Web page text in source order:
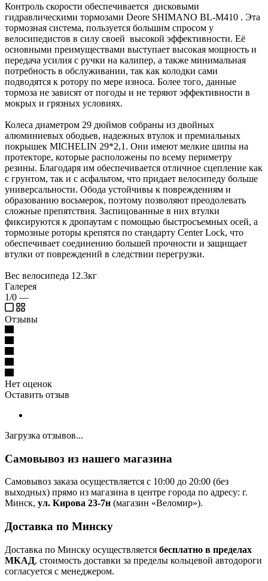
Контроль скорости обеспечивается дисковыми
гидравлическими тормозами Deore SHIMANO BL-M410 . Эта
тормозная система, пользуется большим спросом у
велосипедистов в силу своей высокой эффективности. Её
основными преимуществами выступает высокая мощность и
передача усилия с ручки на калипер, а также минимальная
потребность в обслуживании, так как колодки сами
подводятся к ротору по мере износа. Более того, данные
тормоза не зависят от погоды и не теряют эффективности в
мокрых и грязных условиях.
Колеса диаметром 29 дюймов собраны из двойных
алюминиевых ободьев, надежных втулок и премиальных
покрышек MICHELIN 29*2,1. Они имеют мелкие шипы на
протекторе, которые расположены по всему периметру
резины. Благодаря им обеспечивается отличное сцепление как
с грунтом, так и с асфальтом, что придает велосипеду больше
универсальности. Обода устойчивы к повреждениям и
образованию восьмерок, поэтому позволяют преодолевать
сложные препятствия. Заспицованные в них втулки
фиксируются к дропаутам с помощью быстросъемных осей, а
тормозные роторы крепятся по стандарту Center Lock, что
обеспечивает соединению большей прочности и защищает
втулки от повреждений в следствии перегрузки.
Вес велосипеда 12.3кг
Галерея
1/0 —
Отзывы
Нет оценок
Оставить отзыв
Загрузка отзывов...
Самовывоз из нашего магазина
Самовывоз заказа осуществляется с 10:00 до 20:00 (без
выходных) прямо из магазина в центре города по адресу: г.
Минск, ул. Кирова 23-7н (магазин «Веломир»).
Доставка по Минску
Доставка по Минску осуществляется бесплатно в пределах
МКАД, стоимость доставки за пределы кольцевой автодороги
согласуется с менеджером.